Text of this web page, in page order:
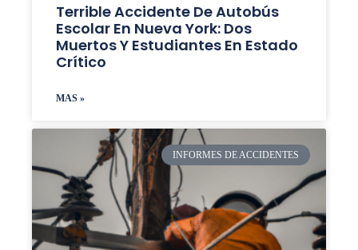
Terrible Accidente De Autobús
Escolar En Nueva York: Dos
Muertos Y Estudiantes En Estado
Crítico
MAS »
INFORMES DE ACCIDENTES